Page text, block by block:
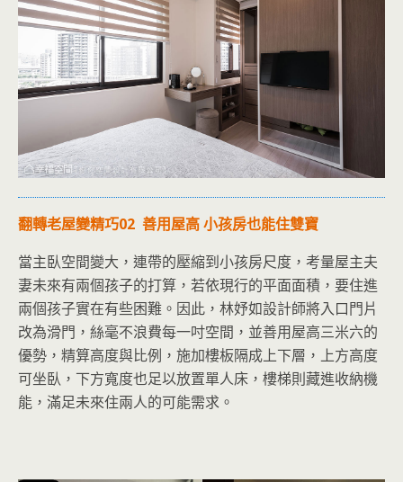
翻轉老屋變精巧02 善用屋高 小孩房也能住雙寶
當主臥空間變大，連帶的壓縮到小孩房尺度，考量屋主夫
妻未來有兩個孩子的打算，若依現行的平面面積，要住進
兩個孩子實在有些困難。因此，林妤如設計師將入口門片
改為滑門，絲毫不浪費每一吋空間，並善用屋高三米六的
優勢，精算高度與比例，施加樓板隔成上下層，上方高度
可坐臥，下方寬度也足以放置單人床，樓梯則藏進收納機
能，滿足未來住兩人的可能需求。